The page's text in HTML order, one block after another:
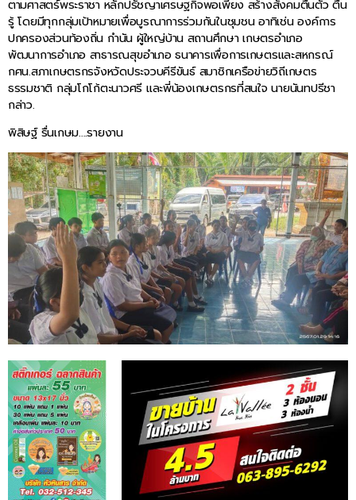
ตามศาสตร์พระราชา หลักปรัชญาเศรษฐกิจพอเพียง สร้างสังคมตื่นตัว ตื่น
รู้ โดยมีทุกกลุ่มเป้าหมายเพื่อบูรณาการร่วมกันในชุมชน อาทิเช่น องค์การ
ปกครองส่วนท้องถิ่น กำนัน ผู้ใหญ่บ้าน สถานศึกษา เกษตรอำเภอ
พัฒนาการอำเภอ สาธารณสุขอำเภอ ธนาคารเพื่อการเกษตรและสหกรณ์
กศน.สภาเกษตรกรจังหวัดประจวบคีรีขันธ์ สมาชิกเครือข่ายวิถีเกษตร
ธรรมชาติ กลุ่มโกโก้ตะนาวศรี และพี่น้องเกษตรกรที่สนใจ นายนันทปรีชา
กล่าว.
พิสิษฐ์ รื่นเกษม….รายงาน